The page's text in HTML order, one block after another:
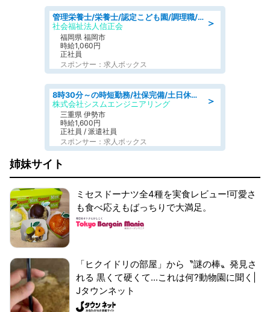
＞
管理栄養士/栄養士/認定こども園/調理職/認定こども園/週3日～相談可能
社会福祉法人信正会
福岡県 福岡市
時給1,060円
正社員
スポンサー：求人ボックス
＞
8時30分～の時短勤務/社保完備/土日休み/人物重視の選考/ねじ締めや梱包業務
株式会社シスムエンジニアリング
三重県 伊勢市
時給1,600円
正社員 / 派遣社員
スポンサー：求人ボックス
姉妹サイト
ミセスドーナツ全4種を実食レビュー!可愛さ
も食べ応えもばっちりで大満足。
「ヒクイドリの部屋」から〝謎の棒〟発見さ
れる 黒くて硬くて...これは何?動物園に聞く|
Jタウンネット